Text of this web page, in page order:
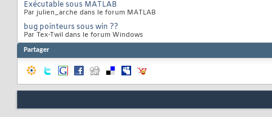
Exécutable sous MATLAB
Par julien_arche dans le forum MATLAB
bug pointeurs sous win ??
Par Tex-Twil dans le forum Windows
Partager